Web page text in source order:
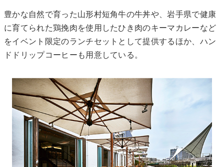
豊かな自然で育った山形村短角牛の牛丼や、岩手県で健康
に育てられた鶏挽肉を使用したひき肉のキーマカレーなど
をイベント限定のランチセットとして提供するほか、ハン
ドドリップコーヒーも用意している。